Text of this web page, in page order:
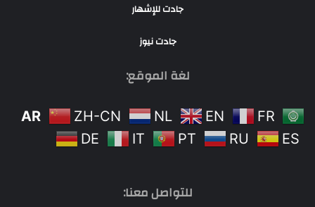
جادت للإشهار
جادت نيوز
لغة الموقع:
AR ZH-CN NL EN
FR
DE
IT PT RU ES
للتواصل معنا: